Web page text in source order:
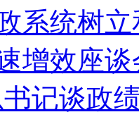
系统树
增效座
书记谈政